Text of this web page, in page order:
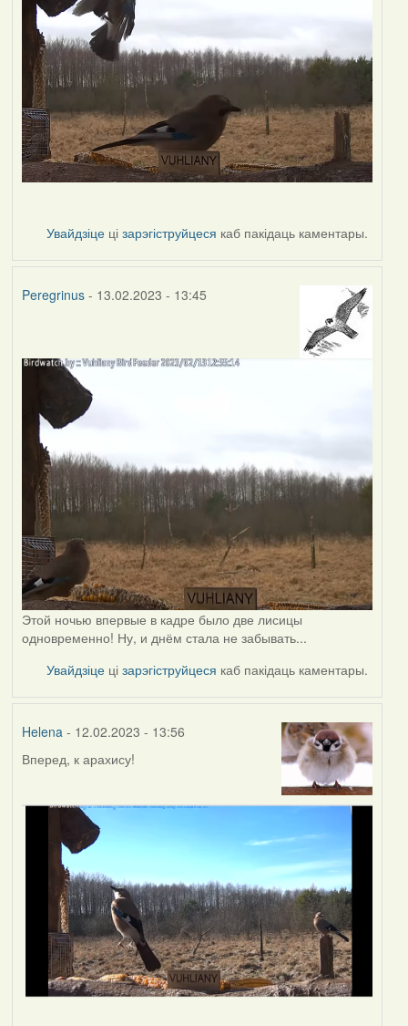
Увайдзіце цізарэгіструйцеся каб пакідаць каментары.
Peregrinus- 13.02.2023 - 13:45
Этой ночью впервые в кадре было две лисицы
одновременно! Ну, и днём стала не забывать...
Увайдзіце цізарэгіструйцеся каб пакідаць каментары.
Helena- 12.02.2023 - 13:56
Вперед, к арахису!